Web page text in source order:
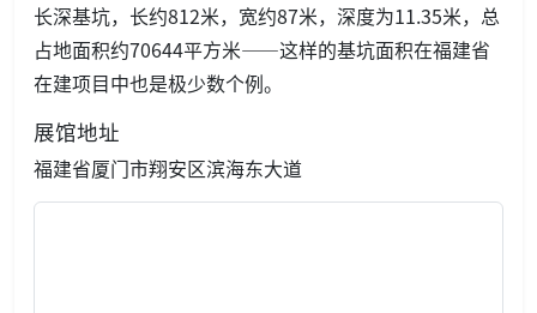
长深基坑，长约812米，宽约87米，深度为11.35米，总
占地面积约70644平方米——这样的基坑面积在福建省
在建项目中也是极少数个例。
展馆地址
福建省厦门市翔安区滨海东大道